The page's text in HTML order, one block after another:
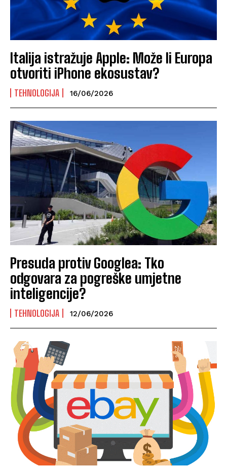
Italija istražuje Apple: Može li Europa
otvoriti iPhone ekosustav?
TEHNOLOGIJA 16/06/2026
Presuda protiv Googlea: Tko
odgovara za pogreške umjetne
inteligencije?
TEHNOLOGIJA 12/06/2026